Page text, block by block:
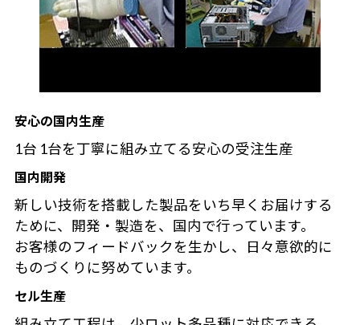
安心の国内生産
1台 1台を丁寧に組み立てる安心の受注生産
国内開発
新しい技術を搭載した製品をいち早くお届けする
ために、開発・製造を、国内で行っています。
お客様のフィードバックを生かし、日々意欲的に
ものづくりに努めています。
セル生産